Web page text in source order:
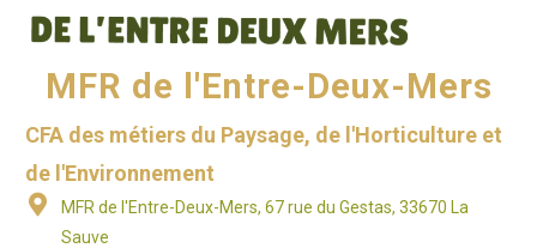
MFR de l'Entre-Deux-Mers
CFA des métiers du Paysage, de l'Horticulture et
de l'Environnement
MFR de l'Entre-Deux-Mers, 67 rue du Gestas, 33670 La
Sauve